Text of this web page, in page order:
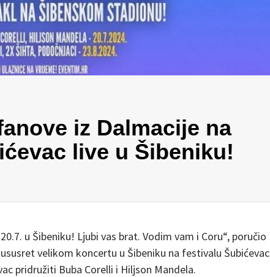
iz Dalmacije na
live u Šibeniku!
u Šibeniku! Ljubi vas brat. Vodim vam i Coru“, poručio
velikom koncertu u Šibeniku na festivalu Šubićevac
pridružiti Buba Corelli i Hiljson Mandela.